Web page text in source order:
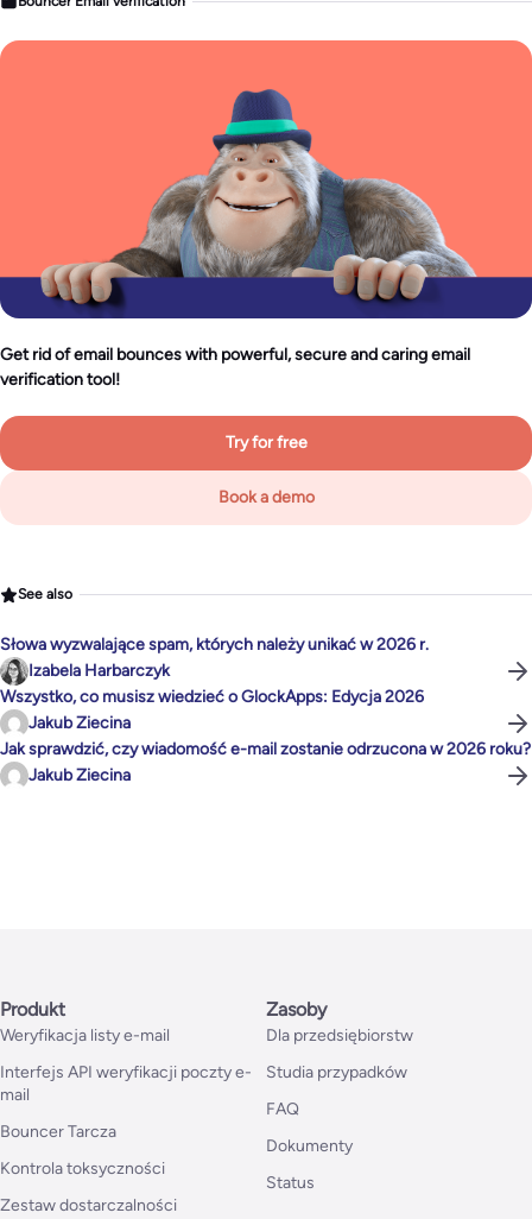
Get rid of email bounces with powerful, secure and caring email
verification tool!
Try for free
Book a demo
See also
Słowa wyzwalające spam, których należy unikać w 2026 r.
Izabela Harbarczyk
Wszystko, co musisz wiedzieć o GlockApps: Edycja 2026
Jakub Ziecina
Jak sprawdzić, czy wiadomość e-mail zostanie odrzucona w 2026 roku?
Jakub Ziecina
Produkt
Weryfikacja listy e-mail
Interfejs API weryfikacji poczty e-
mail
Bouncer Tarcza
Kontrola toksyczności
Zestaw dostarczalności
Zasoby
Dla przedsiębiorstw
Studia przypadków
FAQ
Dokumenty
Status